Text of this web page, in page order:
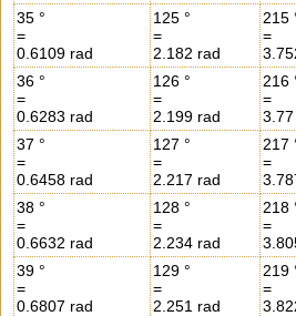
35 °
=
0.6109 rad
125 °
=
2.182 rad
215
=
36 °
=
0.6283 rad
126 °
=
2.199 rad
216
=
37 °
=
0.6458 rad
127 °
=
2.217 rad
217
=
38 °
=
0.6632 rad
128 °
=
2.234 rad
218
=
39 °
=
0.6807 rad
129 °
=
2.251 rad
219
=